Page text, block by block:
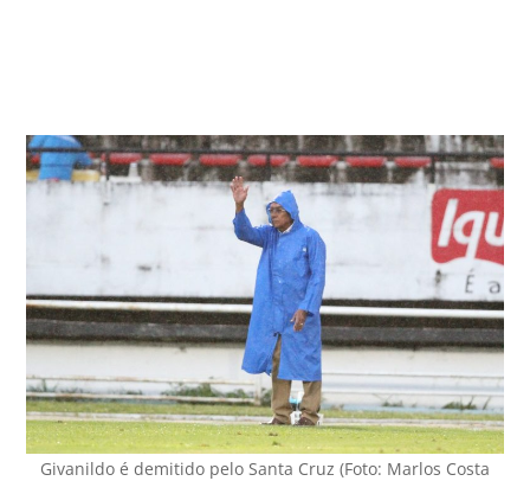
Givanildo é demitido pelo Santa Cruz (Foto: Marlos Costa